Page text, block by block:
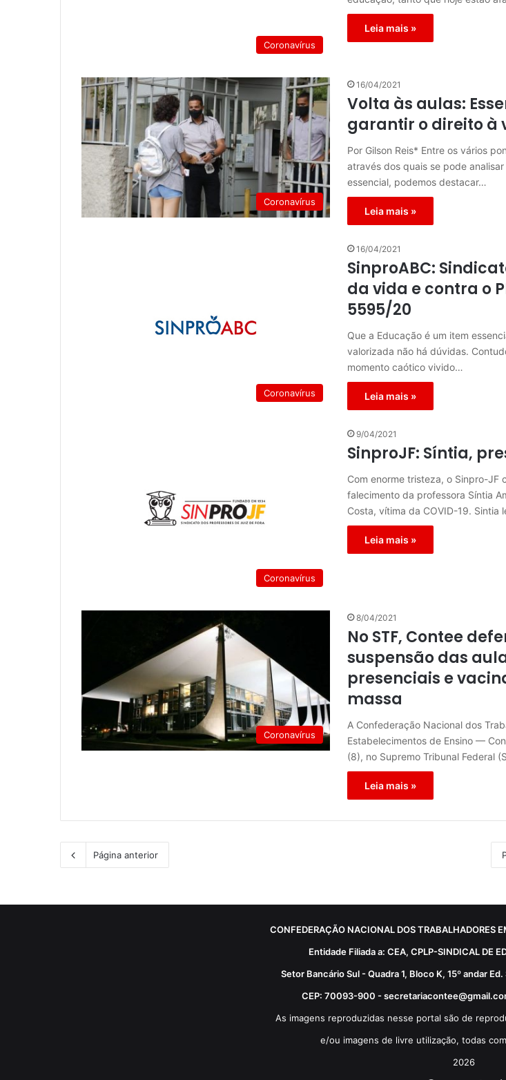
Coronavírus
Leia mais »
Coronavírus
16/04/2021
Volta às aulas:
garantir o direito à
Por Gilson Reis* Entre os vários
através dos quais se pode
essencial, podemos destacar…
Leia mais »
Coronavírus
16/04/2021
SinproABC:
da vida e contra o
5595/20
Que a Educação é um item
valorizada não há dúvidas.
momento caótico vivido…
Leia mais »
Coronavírus
9/04/2021
SinproJF: Síntia,
Com enorme tristeza, o Sinpro-JF
falecimento da professora Síntia
Costa, vítima da COVID-19. Sintia
Leia mais »
Coronavírus
8/04/2021
No STF, Contee
suspensão das
presenciais e
massa
A Confederação Nacional dos
Estabelecimentos de Ensino —
(8), no Supremo Tribunal Federal
Leia mais »
Página anterior
CONFEDERAÇÃO NACIONAL DOS TRABALHADORES
Entidade Filiada a: CEA, CPLP-SINDICAL DE
Setor Bancário Sul - Quadra 1, Bloco K, 15º andar
CEP: 70093-900 -
As imagens reproduzidas nesse portal são de
e/ou imagens de livre utilização, todas
2026